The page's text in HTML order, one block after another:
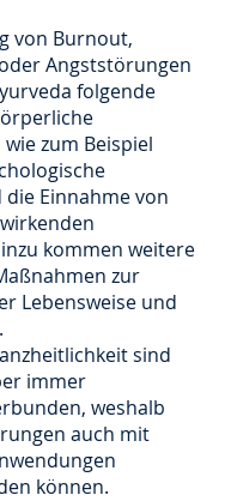
von Burnout,
Angststörungen
folgende
zum Beispiel
Einnahme von
kommen weitere
zur
Lebensweise und
sind
immer
weshalb
auch mit
können.